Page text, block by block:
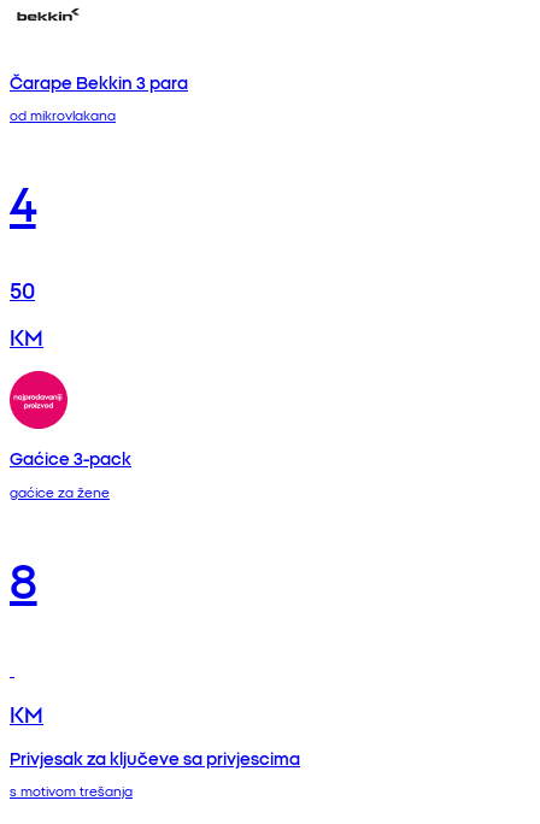
Čarape Bekkin 3 para
od mikrovlakana
4
50
KM
Gaćice 3-pack
gaćice za žene
8
KM
Privjesak za ključeve sa privjescima
s motivom trešanja